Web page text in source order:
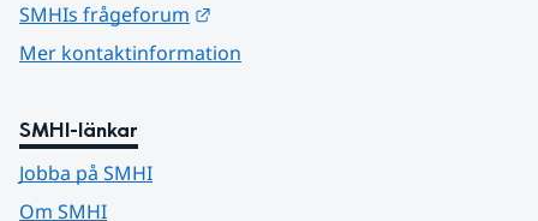
SMHIs frågeforum
Mer kontaktinformation
SMHI-länkar
Jobba på SMHI
Om SMHI